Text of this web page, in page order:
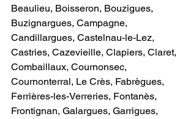
Beaulieu, Boisseron, Bouzigues,
Buzignargues, Campagne,
Candillargues, Castelnau-le-Lez,
Castries, Cazevieille, Clapiers, Claret,
Combaillaux, Cournonsec,
Cournonterral, Le Crès, Fabrègues,
Ferrières-les-Verreries, Fontanès,
Frontignan, Galargues, Garrigues,